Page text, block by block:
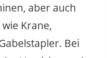
aber auch
Krane,
Bei